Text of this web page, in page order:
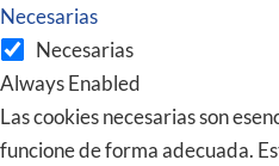
Necesarias
Necesarias
Always Enabled
Las cookies necesarias son
funcione de forma adecuada.